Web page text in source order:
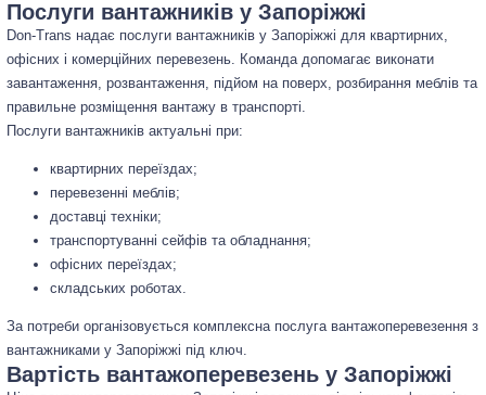
Послуги вантажників у Запоріжжі
Don-Trans надає послуги вантажників у Запоріжжі для квартирних,
офісних і комерційних перевезень. Команда допомагає виконати
завантаження, розвантаження, підйом на поверх, розбирання меблів та
правильне розміщення вантажу в транспорті.
Послуги вантажників актуальні при:
квартирних переїздах;
перевезенні меблів;
доставці техніки;
транспортуванні сейфів та обладнання;
офісних переїздах;
складських роботах.
За потреби організовується комплексна послуга вантажоперевезення з
вантажниками у Запоріжжі під ключ.
Вартість вантажоперевезень у Запоріжжі